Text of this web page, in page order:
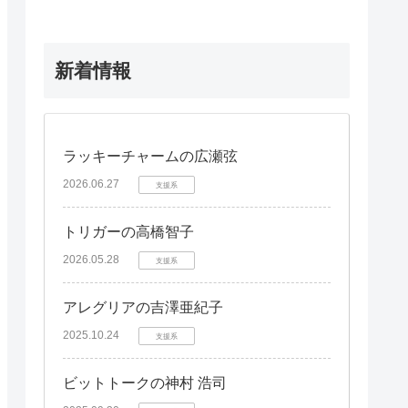
新着情報
ラッキーチャームの広瀬弦
2026.06.27 支援系
トリガーの高橋智子
2026.05.28 支援系
アレグリアの吉澤亜紀子
2025.10.24 支援系
ビットトークの神村 浩司